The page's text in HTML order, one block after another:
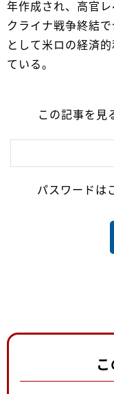
年作成され、高官
クライナ戦争終結
として米ロの経済
ている。
この記事を見
パスワードは